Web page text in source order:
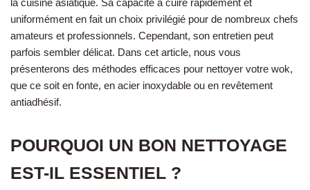
la cuisine asiatique. Sa capacité à cuire rapidement et
uniformément en fait un choix privilégié pour de nombreux chefs
amateurs et professionnels. Cependant, son entretien peut
parfois sembler délicat. Dans cet article, nous vous
présenterons des méthodes efficaces pour nettoyer votre wok,
que ce soit en fonte, en acier inoxydable ou en revêtement
antiadhésif.
POURQUOI UN BON NETTOYAGE
EST-IL ESSENTIEL ?